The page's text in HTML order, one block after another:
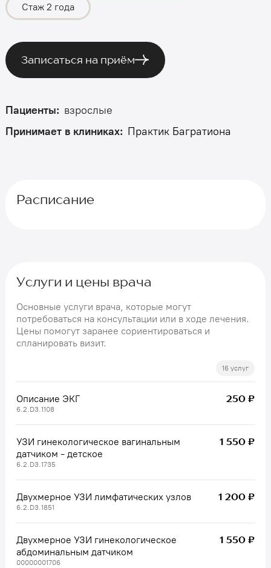
Стаж 2 года
Записаться на приём
Пациенты: взрослые
Принимает в клиниках: Практик Багратиона
Расписание
Услуги и цены врача
Основные услуги врача, которые могут
потребоваться на консультации или в ходе лечения.
Цены помогут заранее сориентироваться и
спланировать визит.
16 услуг
Описание ЭКГ
6.2.D3.1108
250 ₽
УЗИ гинекологическое вагинальным
датчиком - детское
6.2.D3.1735
1 550 ₽
Двухмерное УЗИ лимфатических узлов
6.2.D3.1851
1 200 ₽
Двухмерное УЗИ гинекологическое
абдоминальным датчиком
00000001706
1 550 ₽